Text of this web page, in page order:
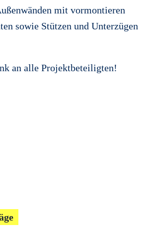
mit vormontieren
sowie Stützen und Unterzügen
an alle Projektbeteiligten!